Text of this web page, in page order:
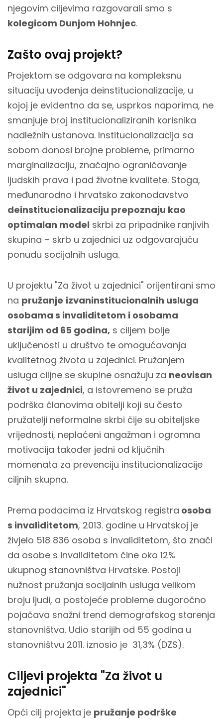
njegovim ciljevima razgovarali smo s
kolegicom Dunjom Hohnjec.
Zašto ovaj projekt?
Projektom se odgovara na kompleksnu
situaciju uvođenja deinstitucionalizacije, u
kojoj je evidentno da se, usprkos naporima, ne
smanjuje broj institucionaliziranih korisnika
nadležnih ustanova. Institucionalizacija sa
sobom donosi brojne probleme, primarno
marginalizaciju, značajno ograničavanje
ljudskih prava i pad životne kvalitete. Stoga,
međunarodno i hrvatsko zakonodavstvo
deinstitucionalizaciju prepoznaju kao
optimalan model skrbi za pripadnike ranjivih
skupina – skrb u zajednici uz odgovarajuću
ponudu socijalnih usluga.
U projektu "Za život u zajednici" orijentirani smo
na pružanje izvaninstitucionalnih usluga
osobama s invaliditetom i osobama
starijim od 65 godina, s ciljem bolje
uključenosti u društvo te omogućavanja
kvalitetnog života u zajednici. Pružanjem
usluga ciljne se skupine osnažuju za neovisan
život u zajednici, a istovremeno se pruža
podrška članovima obitelji koji su često
pružatelji neformalne skrbi čije su obiteljske
vrijednosti, neplaćeni angažman i ogromna
motivacija također jedni od ključnih
momenata za prevenciju institucionalizacije
ciljnih skupna.
Prema podacima iz Hrvatskog registra osoba
s invaliditetom, 2013. godine u Hrvatskoj je
živjelo 518 836 osoba s invaliditetom, što znači
da osobe s invaliditetom čine oko 12%
ukupnog stanovništva Hrvatske. Postoji
nužnost pružanja socijalnih usluga velikom
broju ljudi, a postojeće probleme dugoročno
pojačava snažni trend demografskog starenja
stanovništva. Udio starijih od 55 godina u
stanovništvu 2011. iznosio je 31,3% (DZS).
Ciljevi projekta "Za život u
zajednici"
Opći cilj projekta je pružanje podrške